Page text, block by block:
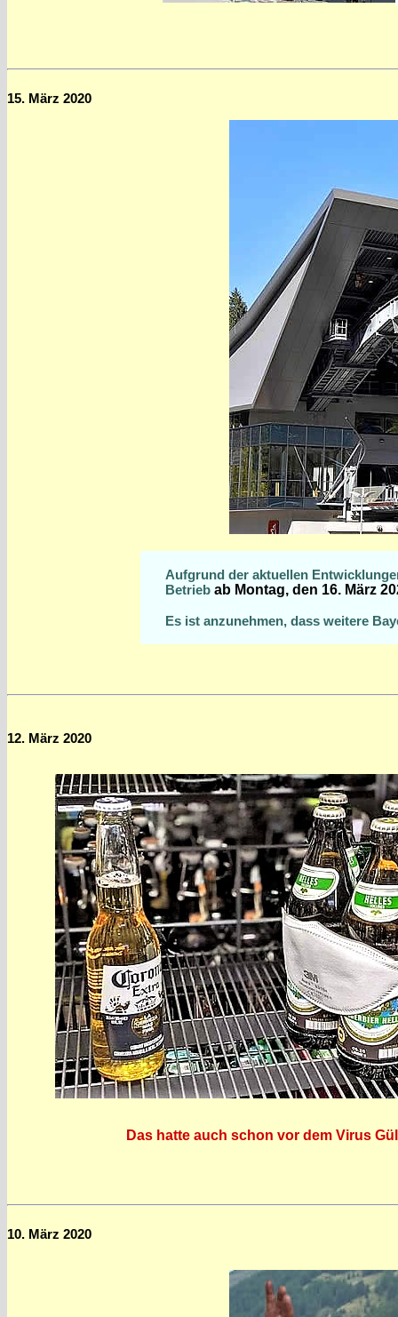
15. März 2020
Aufgrund der aktuellen
Betrieb ab Montag, den 16. März
Es ist anzunehmen, dass weitere
12. März 2020
Das hatte auch schon vor dem Virus
10. März 2020